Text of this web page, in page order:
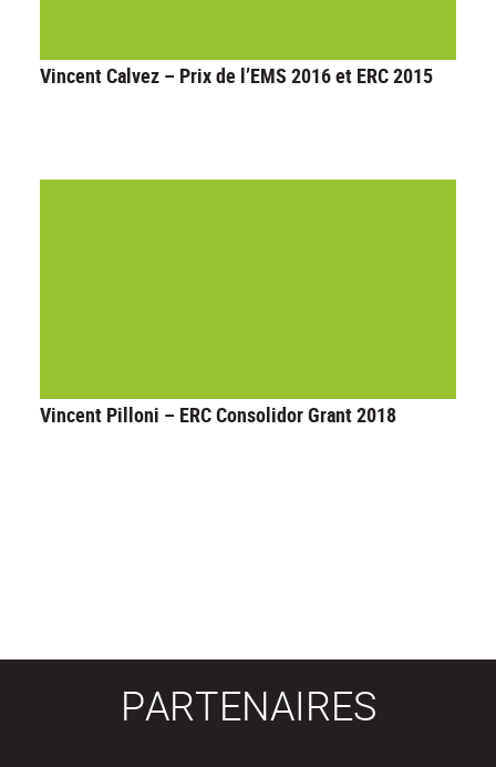
Vincent Calvez – Prix de l’EMS 2016 et ERC 2015
Vincent Pilloni – ERC Consolidor Grant 2018
PARTENAIRES